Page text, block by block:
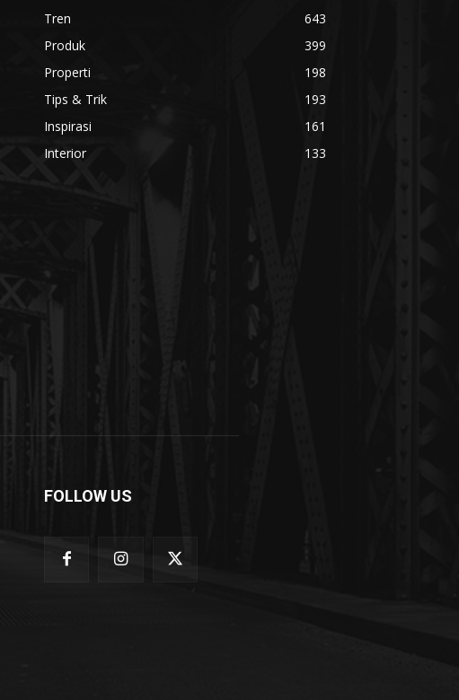
Tren
643
Produk
399
Properti
198
Tips & Trik
193
Inspirasi
161
Interior
133
FOLLOW US